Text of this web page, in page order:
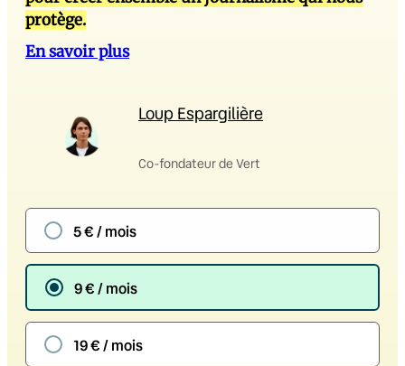
protège.
En savoir plus
Loup Espargilière
Co-fondateur de Vert
5 € / mois
9 € / mois
19 € / mois